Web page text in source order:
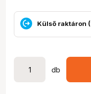
Külső raktáron
db